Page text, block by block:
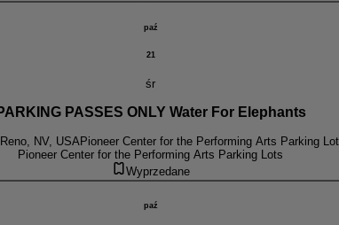
paź
21
śr
PARKING PASSES ONLY Water For Elephants
Reno, NV, USAPioneer Center for the Performing Arts Parking
Pioneer Center for the Performing Arts Parking Lots
Wyprzedane
paź